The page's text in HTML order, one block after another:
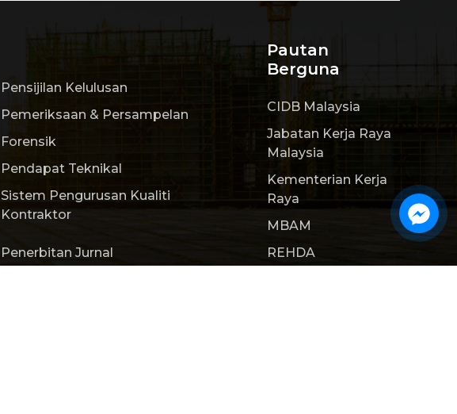
Pensijilan Kelulusan
Pemeriksaan & Persampelan
Forensik
Pendapat Teknikal
Sistem Pengurusan Kualiti
Kontraktor
Penerbitan Jurnal
Pautan
Berguna
CIDB Malaysia
Jabatan Kerja Raya
Malaysia
Kementerian Kerja
Raya
MBAM
REHDA